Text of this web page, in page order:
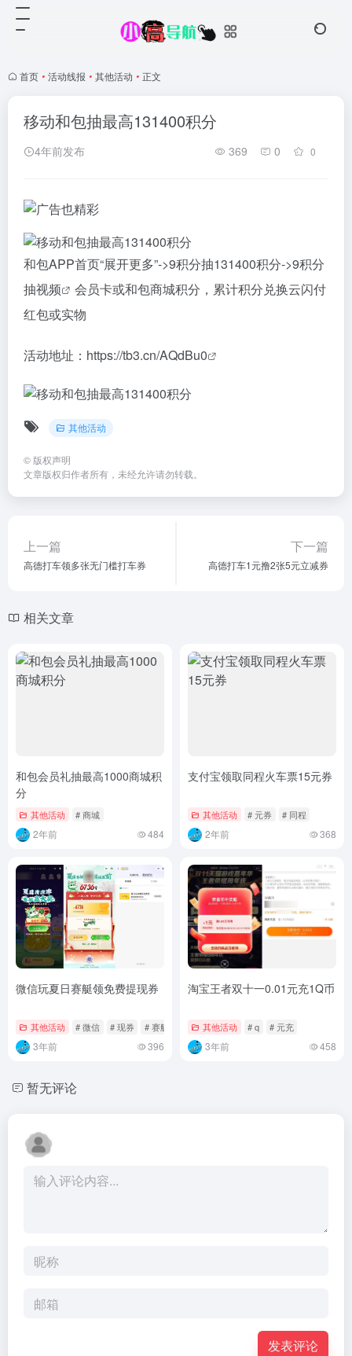
首页 • 活动线报 • 其他活动 • 正文
移动和包抽最高131400积分
4年前发布 369 0 0
和包APP首页“展开更多”->9积分抽131400积分->9积分
抽视频
会员卡或和包商城积分，累计积分兑换云闪付
红包或实物
活动地址： https://tb3.cn/AQdBu0
其他活动
© 版权声明
文章版权归作者所有，未经允许请勿转载。
上一篇
高德打车领多张无门槛打车券
下一篇
高德打车1元撸2张5元立减券
相关文章
和包会员礼抽最高1000商城积
分
其他活动 # 商城
2年前 484
支付宝领取同程火车票15元券
其他活动 # 元券 # 同程
2年前 368
微信玩夏日赛艇领免费提现券
其他活动 # 微信 # 现券 # 赛艇
3年前 396
淘宝王者双十一0.01元充1Q币
其他活动 # q # 元充
3年前 458
暂无评论
发表评论